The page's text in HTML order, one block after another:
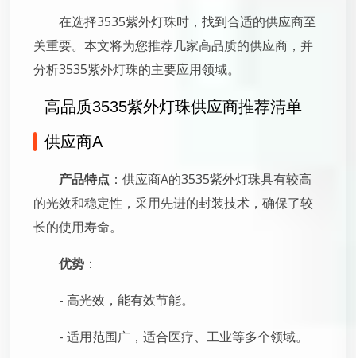
在选择3535紫外灯珠时，找到合适的供应商至
关重要。本文将为您推荐几家高品质的供应商，并
分析3535紫外灯珠的主要应用领域。
高品质3535紫外灯珠供应商推荐清单
供应商A
产品特点 ：供应商A的3535紫外灯珠具有较高
的光效和稳定性，采用先进的封装技术，确保了较
长的使用寿命。
优势 ：
- 高光效，能有效节能。
- 适用范围广，适合医疗、工业等多个领域。